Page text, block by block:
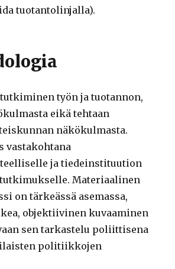
tuotantolinjalla).
työn ja tuotannon,
eikä tehtaan
näkökulmasta.
vastakohtana
ja tiedeinstituution
Materiaalinen
on tärkeässä asemassa,
objektiivinen kuvaaminen
sen tarkastelu poliittisena
politiikkojen